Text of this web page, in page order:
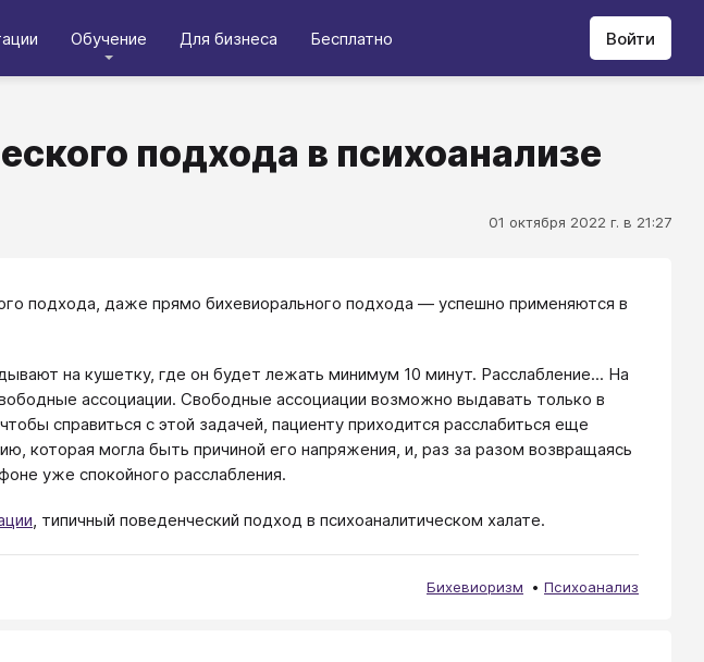
Обучение Для бизнеса Бесплатно Войти
подхода в психоанализе
01 октября 2022 г. в 21:27
подхода, даже прямо бихевиорального подхода ― успешно применяются в
на кушетку, где он будет лежать минимум 10 минут. Расслабление... На
ассоциации. Свободные ассоциации возможно выдавать только в
справиться с этой задачей, пациенту приходится расслабиться еще
которая могла быть причиной его напряжения, и, раз за разом возвращаясь
уже спокойного расслабления.
, типичный поведенческий подход в психоаналитическом халате.
Бихевиоризм Психоанализ